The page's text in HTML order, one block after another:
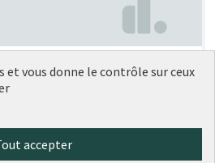
Artaud
Soumise au vote
et vous donne le contrôle sur ceux
accepter